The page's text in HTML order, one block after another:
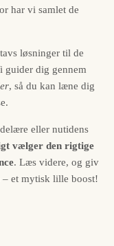
har vi samlet de
løsninger til de
guider dig gennem
, så du kan læne dig
eller nutidens
vælger den rigtige
. Læs videre, og giv
et mytisk lille boost!